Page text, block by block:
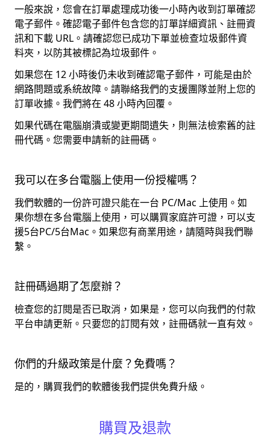
一般來說，您會在訂單處理成功後一小時內收到訂單確認
電子郵件。確認電子郵件包含您的訂單詳細資訊、註冊資
訊和下載 URL。請確認您已成功下單並檢查垃圾郵件資
料夾，以防其被標記為垃圾郵件。
如果您在 12 小時後仍未收到確認電子郵件，可能是由於
網路問題或系統故障。請聯絡我們的支援團隊並附上您的
訂單收據。我們將在 48 小時內回覆。
如果代碼在電腦崩潰或變更期間遺失，則無法檢索舊的註
冊代碼。您需要申請新的註冊碼。
我可以在多台電腦上使用一份授權嗎？
我們軟體的一份許可證只能在一台 PC/Mac 上使用。如
果你想在多台電腦上使用，可以購買家庭許可證，可以支
援5台PC/5台Mac。如果您有商業用途，請隨時與我們聯
繫。
註冊碼過期了怎麼辦？
檢查您的訂閱是否已取消，如果是，您可以向我們的付款
平台申請更新。只要您的訂閱有效，註冊碼就一直有效。
你們的升級政策是什麼？免費嗎？
是的，購買我們的軟體後我們提供免費升級。
購買及退款